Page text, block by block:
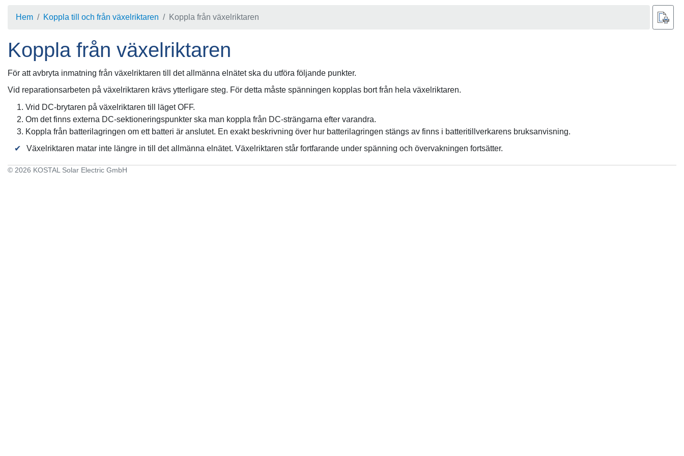
Hem Koppla till och från växelriktaren Koppla från växelriktaren
Koppla från växelriktaren
För att avbryta inmatning från växelriktaren till det allmänna elnätet ska du utföra följande punkter.
Vid reparationsarbeten på växelriktaren krävs ytterligare steg. För detta måste spänningen kopplas bort från hela växelriktaren.
Vrid DC-brytaren på växelriktaren till läget OFF.
Om det finns externa DC-sektioneringspunkter ska man koppla från DC-strängarna efter varandra.
Koppla från batterilagringen om ett batteri är anslutet. En exakt beskrivning över hur batterilagringen stängs av finns i batteritillverkarens bruksanvisning.
Växelriktaren matar inte längre in till det allmänna elnätet. Växelriktaren står fortfarande under spänning och övervakningen fortsätter.
© 2026 KOSTAL Solar Electric GmbH